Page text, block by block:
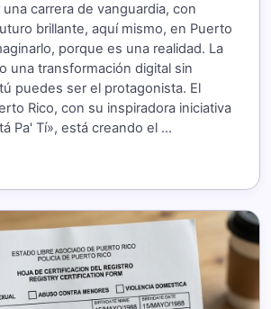
carrera de vanguardia, con
brillante, aquí mismo, en Puerto
porque es una realidad. La
una transformación digital sin
puedes ser el protagonista. El
Rico, con su inspiradora iniciativa
Pa' Tí», está creando el ...